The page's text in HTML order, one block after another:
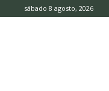
sábado 8 agosto, 2026